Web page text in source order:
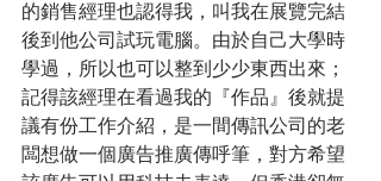
的銷售經理也認得我，叫我在展覽完結
後到他公司試玩電腦。由於自己大學時
學過，所以也可以整到少少東西出來；
記得該經理在看過我的『作品』後就提
議有份工作介紹，是一間傳訊公司的老
闆想做一個廣告推廣傳呼筆，對方希望